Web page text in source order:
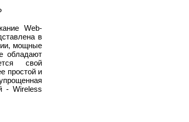
Web-
в
мощные
обладают
свой
простой и
- Wireless